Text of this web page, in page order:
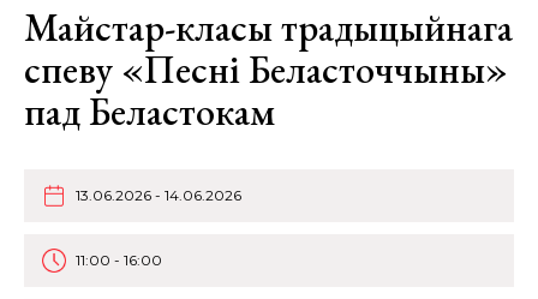
Майстар-класы традыцыйнага
спеву «Песні Беласточчыны»
пад Беластокам
13.06.2026 - 14.06.2026
11:00 - 16:00